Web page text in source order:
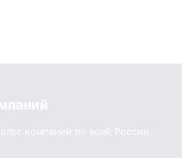
компаний по всей России